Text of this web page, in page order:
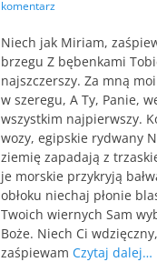
komentarz
Niech jak Miriam,
brzegu Z bębenkami
najszczerszy. Za mną
w szeregu, A Ty, Panie,
wszystkim najpierwszy.
wozy, egipskie rydwany
ziemię zapadają z
je morskie przykryją
obłoku niechaj płonie
Twoich wiernych Sam
Boże. Niech Ci
zaśpiewam Czytaj dalej…